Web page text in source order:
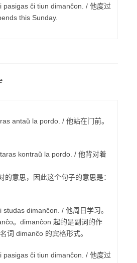
pasigas ĉi tiun dimanĉon. / 他度过
this Sunday.
antaŭ la pordo. / 他站在门前。
kontraŭ la pordo. / 他背对着
的意思，因此这个句子的意思是：
dimanĉon. / 他周日学习。
。dimanĉon 起的是副词的作
词 dimanĉo 的宾格形式。
pasigas ĉi tiun dimanĉon. / 他度过